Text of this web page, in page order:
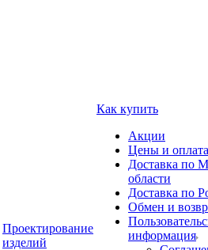
Проектирование
изделий
Как купить
Акции
Цены и оплата
Доставка по
области
Доставка по
Обмен и
информация